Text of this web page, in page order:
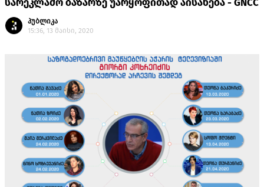
სარეკლამო ბაზარზე უარყოფითად აისახება - GNCC
პუბლიკა
15:36, 13 მაისი, 2020